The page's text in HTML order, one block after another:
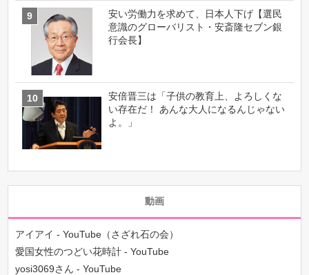
安い労働力を求めて、日本人下げ【選民
意識のグローバリスト・安斎隆セブン銀
行会長】
安倍晋三は「子供の教育上、よろしくな
い存在だ！ あんな大人になるんじゃない
よ。」
動画
アイアイ - YouTube（さざれ石の会）
愛国女性のつどい花時計 - YouTube
yosi3069さん - YouTube